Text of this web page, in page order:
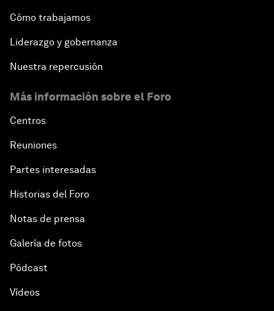
Cómo trabajamos
Liderazgo y gobernanza
Nuestra repercusión
Más información sobre el Foro
Centros
Reuniones
Partes interesadas
Historias del Foro
Notas de prensa
Galería de fotos
Pódcast
Vídeos